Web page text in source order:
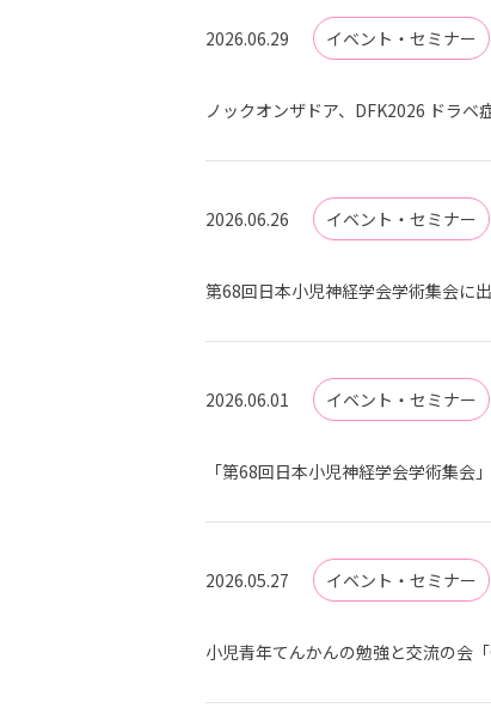
2026.06.29 イベント・セミナー
ノックオンザドア、DFK2026 ドラベ
2026.06.26 イベント・セミナー
第68回日本小児神経学会学術集会に
2026.06.01 イベント・セミナー
「第68回日本小児神経学会学術集
2026.05.27 イベント・セミナー
小児青年てんかんの勉強と交流の会